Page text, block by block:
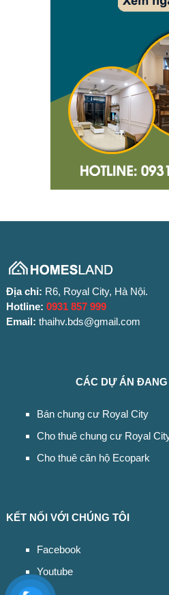
Địa chỉ: R6, Royal City, Hà Nội.
Hotline: 0931 857 999
Email: thaihv.bds@gmail.com
CÁC DỰ ÁN
Bán chung cư Royal City
Cho thuê chung cư Royal
Cho thuê căn hộ Ecopark
KẾT NỐI VỚI CHÚNG TÔI
Facebook
Youtube